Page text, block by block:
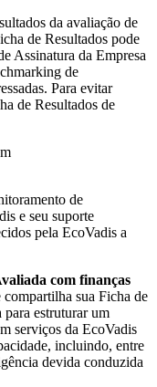
da avaliação de
de Resultados pode
Assinatura da Empresa
de
Para evitar
de Resultados de
de
e seu suporte
pela EcoVadis a
com finanças
sua Ficha de
estruturar um
serviços da EcoVadis
incluindo, entre
devida conduzida